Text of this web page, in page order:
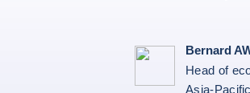
Bernard
Head of
Asia-Pacific